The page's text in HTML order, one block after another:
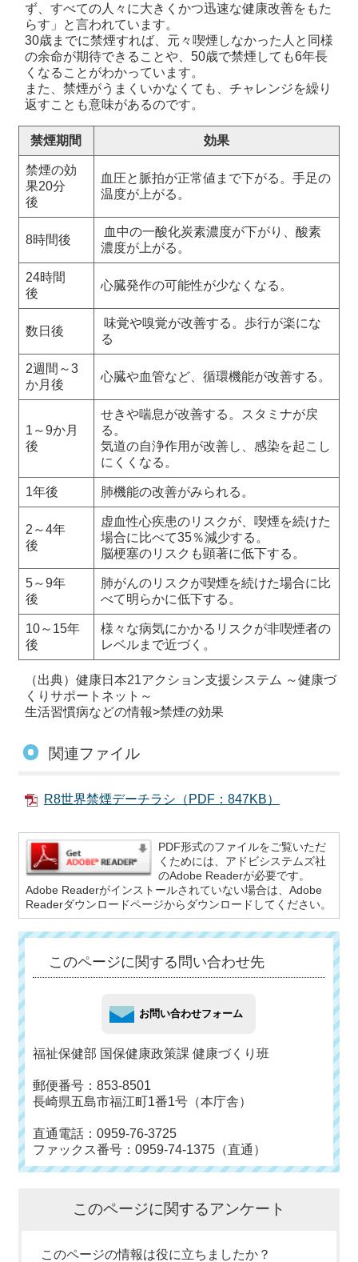
ず、すべての人々に大きくかつ迅速な健康改善をもた
らす」と言われています。
30歳までに禁煙すれば、元々喫煙しなかった人と同様
の余命が期待できることや、50歳で禁煙しても6年長
くなることがわかっています。
また、禁煙がうまくいかなくても、チャレンジを繰り
返すことも意味があるのです。
禁煙期間 効果
禁煙の効
果20分
後
血圧と脈拍が正常値まで下がる。手足の
温度が上がる。
8時間後
血中の一酸化炭素濃度が下がり、酸素
濃度が上がる。
24時間
後
心臓発作の可能性が少なくなる。
数日後
味覚や嗅覚が改善する。歩行が楽にな
る
2週間～3
か月後
心臓や血管など、循環機能が改善する。
1～9か月
後
せきや喘息が改善する。スタミナが戻
る。
気道の自浄作用が改善し、感染を起こし
にくくなる。
1年後 肺機能の改善がみられる。
2～4年
後
虚血性心疾患のリスクが、喫煙を続けた
場合に比べて35％減少する。
脳梗塞のリスクも顕著に低下する。
5～9年
後
肺がんのリスクが喫煙を続けた場合に比
べて明らかに低下する。
10～15年
後
様々な病気にかかるリスクが非喫煙者の
レベルまで近づく。
（出典）健康日本21アクション支援システム ～健康づ
くりサポートネット～
生活習慣病などの情報>禁煙の効果
関連ファイル
R8世界禁煙デーチラシ（PDF：847KB）
PDF形式のファイルをご覧いただ
くためには、アドビシステムズ社
のAdobe Readerが必要です。
Adobe Readerがインストールされていない場合は、Adobe
Readerダウンロードページからダウンロードしてください。
このページに関する問い合わせ先
福祉保健部 国保健康政策課 健康づくり班
郵便番号：853-8501
長崎県五島市福江町1番1号（本庁舎）
直通電話：0959-76-3725
ファックス番号：0959-74-1375（直通）
このページに関するアンケート
このページの情報は役に立ちましたか？